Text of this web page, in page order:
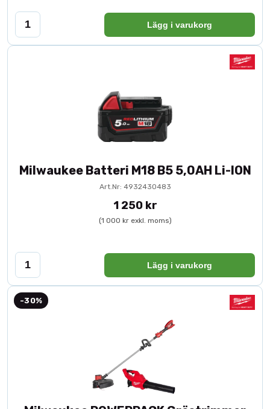
Lägg i varukorg
Milwaukee Batteri M18 B5 5,0AH Li-ION
Art.Nr: 4932430483
1 250 kr
(1 000 kr exkl. moms)
Lägg i varukorg
-30%